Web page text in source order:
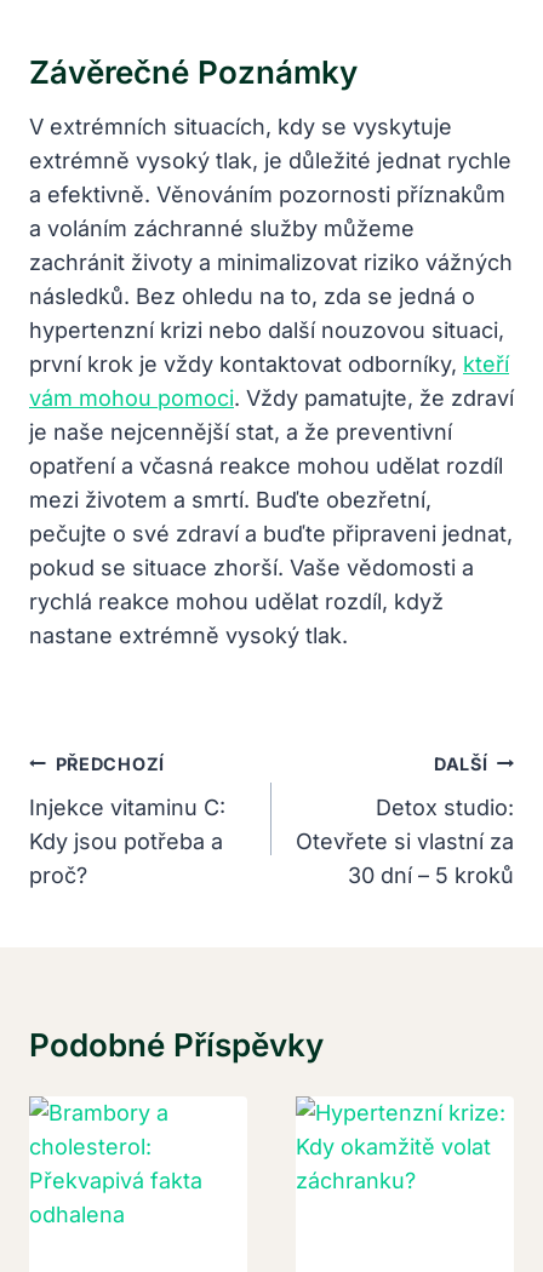
Závěrečné Poznámky
V extrémních situacích, kdy se vyskytuje
extrémně vysoký tlak, je důležité jednat rychle
a efektivně. Věnováním pozornosti příznakům
a voláním záchranné služby můžeme
zachránit životy a minimalizovat riziko vážných
následků. Bez ohledu na to, zda se jedná o
hypertenzní krizi nebo další nouzovou situaci,
první krok je vždy kontaktovat odborníky, kteří
vám mohou pomoci. Vždy pamatujte, že zdraví
je naše nejcennější stat, a že preventivní
opatření a včasná reakce mohou udělat rozdíl
mezi životem a smrtí. Buďte obezřetní,
pečujte o své zdraví a buďte připraveni jednat,
pokud se situace zhorší. Vaše vědomosti a
rychlá reakce mohou udělat rozdíl, když
nastane extrémně vysoký tlak.
Navigace
Pro
Příspěvek
PŘEDCHOZÍ
Injekce vitaminu C:
Kdy jsou potřeba a
proč?
DALŠÍ
Detox studio:
Otevřete si vlastní za
30 dní – 5 kroků
Podobné Příspěvky